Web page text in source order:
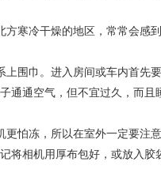
寒冷干燥的地区，常常会感到
围巾。进入房间或车内首先
通通空气，但不宜过久，而且
怕冻，所以在室外一定要注
将相机用厚布包好，或放入胶